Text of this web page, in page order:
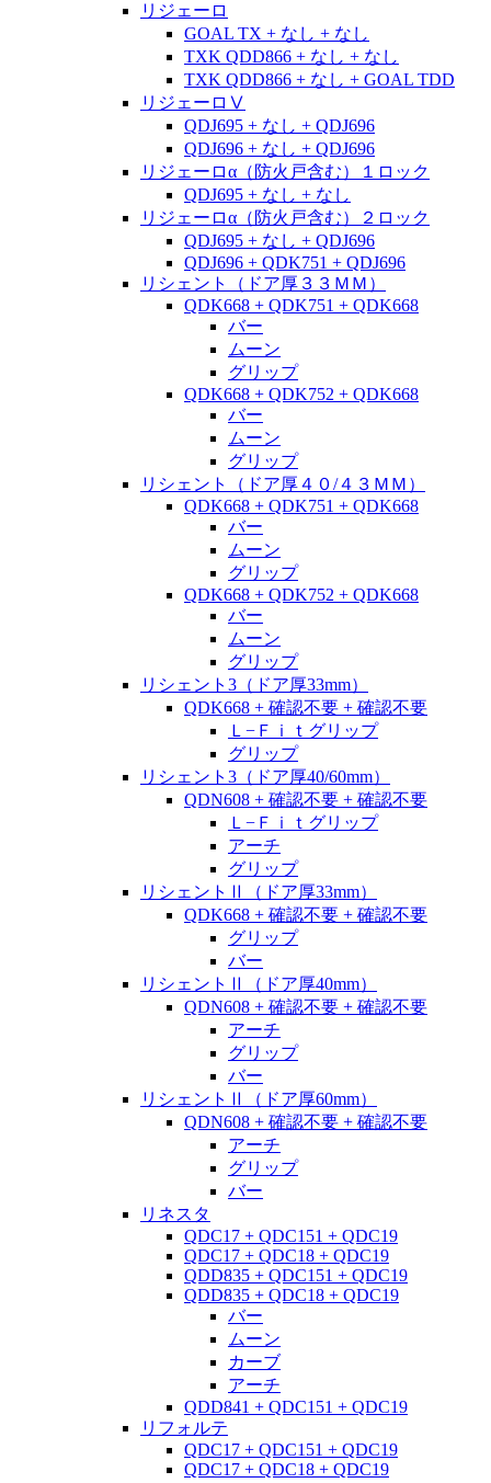
リジェーロ
GOAL TX + なし + なし
TXK QDD866 + なし + なし
TXK QDD866 + なし + GOAL TDD
リジェーロⅤ
QDJ695 + なし + QDJ696
QDJ696 + なし + QDJ696
リジェーロα（防火戸含む）１ロック
QDJ695 + なし + なし
リジェーロα（防火戸含む）２ロック
QDJ695 + なし + QDJ696
QDJ696 + QDK751 + QDJ696
リシェント（ドア厚３３ＭＭ）
QDK668 + QDK751 + QDK668
バー
ムーン
グリップ
QDK668 + QDK752 + QDK668
バー
ムーン
グリップ
リシェント（ドア厚４０/４３ＭＭ）
QDK668 + QDK751 + QDK668
バー
ムーン
グリップ
QDK668 + QDK752 + QDK668
バー
ムーン
グリップ
リシェント3（ドア厚33mm）
QDK668 + 確認不要 + 確認不要
Ｌ−Ｆｉｔグリップ
グリップ
リシェント3（ドア厚40/60mm）
QDN608 + 確認不要 + 確認不要
Ｌ−Ｆｉｔグリップ
アーチ
グリップ
リシェントⅡ（ドア厚33mm）
QDK668 + 確認不要 + 確認不要
グリップ
バー
リシェントⅡ（ドア厚40mm）
QDN608 + 確認不要 + 確認不要
アーチ
グリップ
バー
リシェントⅡ（ドア厚60mm）
QDN608 + 確認不要 + 確認不要
アーチ
グリップ
バー
リネスタ
QDC17 + QDC151 + QDC19
QDC17 + QDC18 + QDC19
QDD835 + QDC151 + QDC19
QDD835 + QDC18 + QDC19
バー
ムーン
カーブ
アーチ
QDD841 + QDC151 + QDC19
リフォルテ
QDC17 + QDC151 + QDC19
QDC17 + QDC18 + QDC19